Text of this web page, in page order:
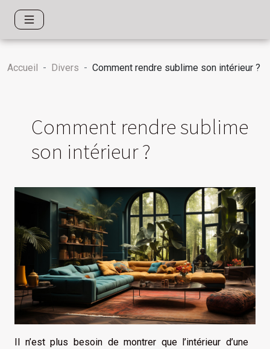
Accueil Divers Comment rendre sublime son intérieur ?
Comment rendre sublime
son intérieur ?
Il n’est plus besoin de montrer que l’intérieur d’une